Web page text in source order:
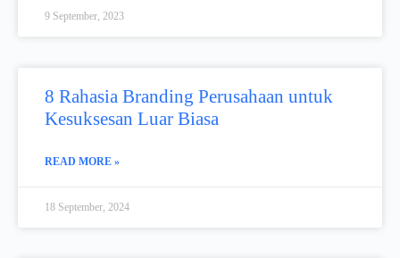
9 September, 2023
8 Rahasia Branding Perusahaan untuk
Kesuksesan Luar Biasa
READ MORE »
18 September, 2024